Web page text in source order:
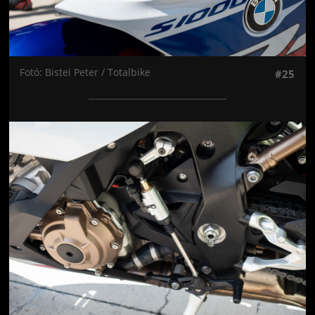
Fotó: Bistei Peter / Totalbike #25
Jön még kép!